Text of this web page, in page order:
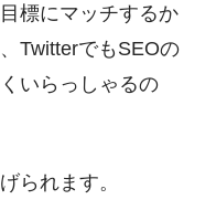
標にマッチするか
TwitterでもSEOの
いらっしゃるの
られます。